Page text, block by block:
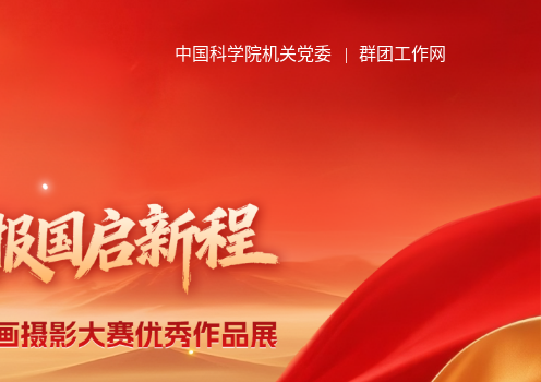
中国科学院机关党委 | 群团工作网